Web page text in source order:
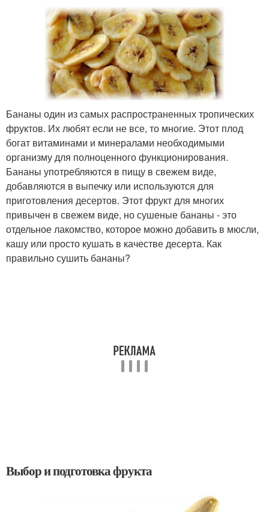
Бананы один из самых распространенных тропических
фруктов. Их любят если не все, то многие. Этот плод
богат витаминами и минералами необходимыми
организму для полноценного функционирования.
Бананы употребляются в пищу в свежем виде,
добавляются в выпечку или используются для
приготовления десертов. Этот фрукт для многих
привычен в свежем виде, но сушеные бананы - это
отдельное лакомство, которое можно добавить в мюсли,
кашу или просто кушать в качестве десерта. Как
правильно сушить бананы?
Выбор и подготовка фрукта